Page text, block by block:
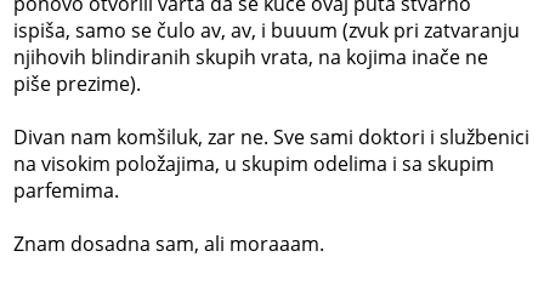
ispiša, samo se čulo av, av, i buuum (zvuk pri zatvaranju
njihovih blindiranih skupih vrata, na kojima inače ne
piše prezime).
Divan nam komšiluk, zar ne. Sve sami doktori i službenici
na visokim položajima, u skupim odelima i sa skupim
parfemima.
Znam dosadna sam, ali moraaam.